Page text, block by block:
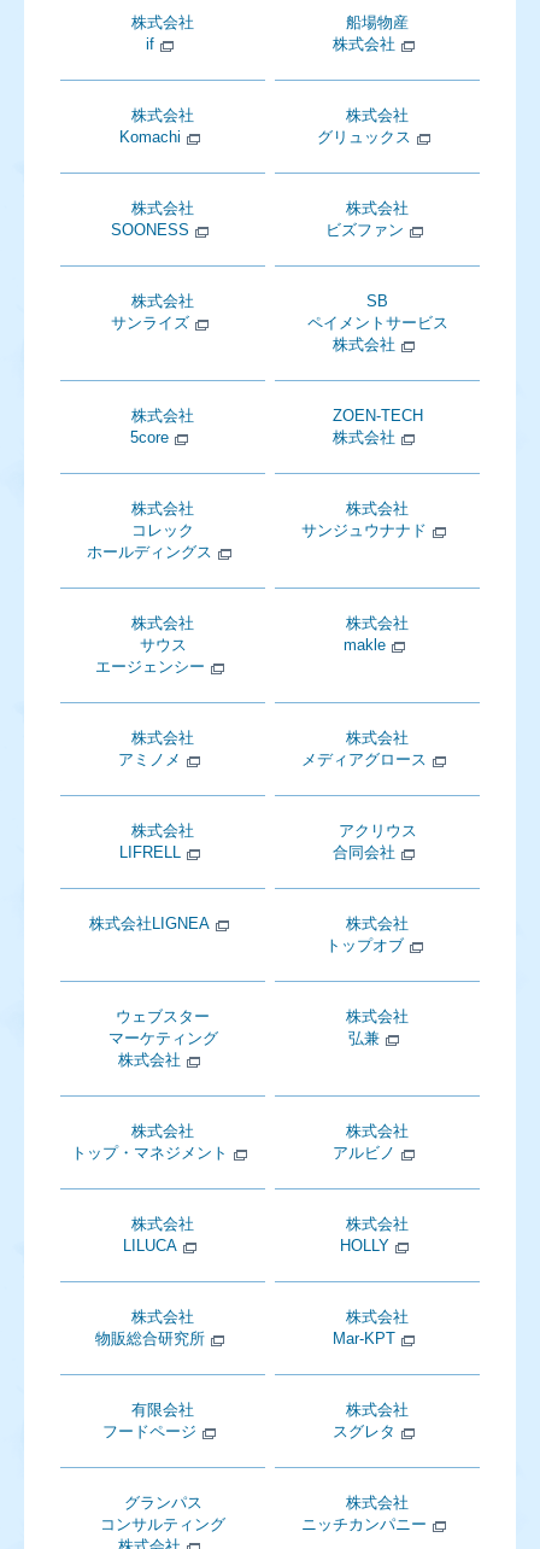
株式会社
if
船場物産
株式会社
株式会社
Komachi
株式会社
グリュックス
株式会社
SOONESS
株式会社
ビズファン
株式会社
サンライズ
SB
ペイメントサービス
株式会社
株式会社
5core
ZOEN-TECH
株式会社
株式会社
コレック
ホールディングス
株式会社
サンジュウナナド
株式会社
サウス
エージェンシー
株式会社
makle
株式会社
アミノメ
株式会社
メディアグロース
株式会社
LIFRELL
アクリウス
合同会社
株式会社LIGNEA
株式会社
トップオブ
ウェブスター
マーケティング
株式会社
株式会社
弘兼
株式会社
トップ・マネジメント
株式会社
アルビノ
株式会社
LILUCA
株式会社
HOLLY
株式会社
物販総合研究所
株式会社
Mar-KPT
有限会社
フードページ
株式会社
スグレタ
グランパス
コンサルティング
株式会社
ニッチカンパニー